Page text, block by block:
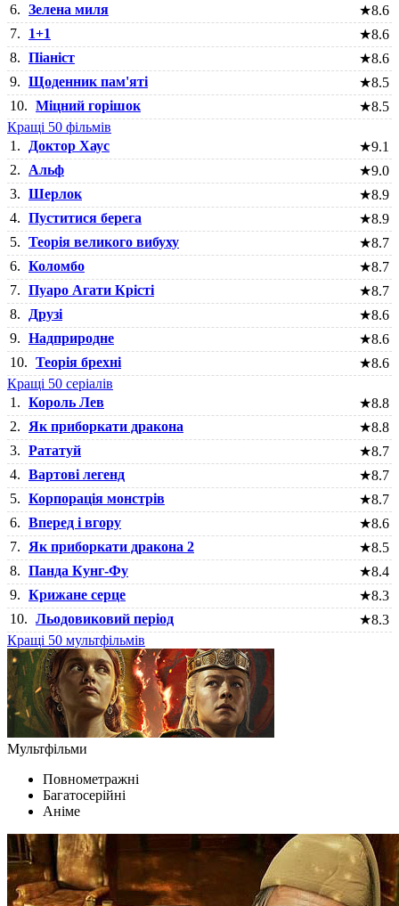
6. Зелена миля ★8.6
7.
1+1 ★8.6
8. Піаніст ★8.6
9. Щоденник пам'яті ★8.5
10. Міцний горішок ★8.5
Кращі 50 фільмів
1.
Доктор Хаус ★9.1
2.
Альф ★9.0
3. Шерлок ★8.9
4. Пуститися берега ★8.9
5. Теорія великого вибуху ★8.7
6. Коломбо ★8.7
7. Пуаро Агати Крісті ★8.7
8.
Друзі ★8.6
9. Надприродне ★8.6
10. Теорія брехні ★8.6
Кращі 50 серіалів
1. Король Лев ★8.8
2.
Як приборкати дракона ★8.8
3. Рататуй ★8.7
4. Вартові легенд ★8.7
5. Корпорація монстрів ★8.7
6. Вперед і вгору ★8.6
7.
Як приборкати дракона 2 ★8.5
8. Панда Кунг-Фу ★8.4
9. Крижане серце ★8.3
10. Льодовиковий період ★8.3
Кращі 50 мультфільмів
Мультфільми
Повнометражні
Багатосерійні
Аніме